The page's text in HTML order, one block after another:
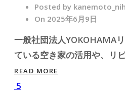
Posted by
On 2025年6月9日
一般社団法人YOKOHAMA
ている空き家の活用や、リ
READ MORE
5